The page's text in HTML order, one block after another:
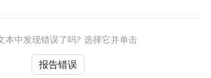
本中发现错误了吗? 选择它并单击
报告错误